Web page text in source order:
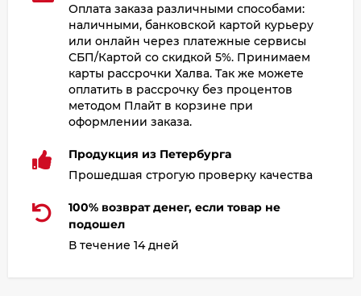
Оплата заказа различными способами:
наличными, банковской картой курьеру
или онлайн через платежные сервисы
СБП/Картой со скидкой 5%. Принимаем
карты рассрочки Халва. Так же можете
оплатить в рассрочку без процентов
методом Плайт в корзине при
оформлении заказа.
Продукция из Петербурга
Прошедшая строгую проверку качества
100% возврат денег, если товар не
подошел
В течение 14 дней